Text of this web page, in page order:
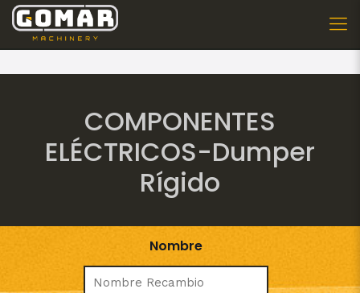
COMPONENTES
ELÉCTRICOS-Dumper
Rígido
Nombre